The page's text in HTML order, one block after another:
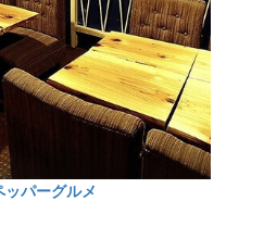
パーグルメ